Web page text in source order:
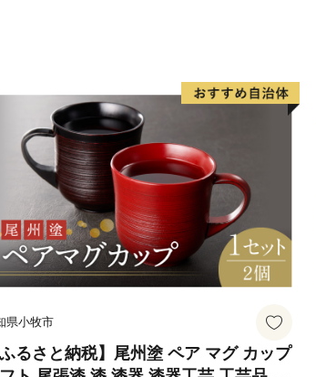
県小牧市
ふるさと納税】尾州塗 ペア マグ カップ